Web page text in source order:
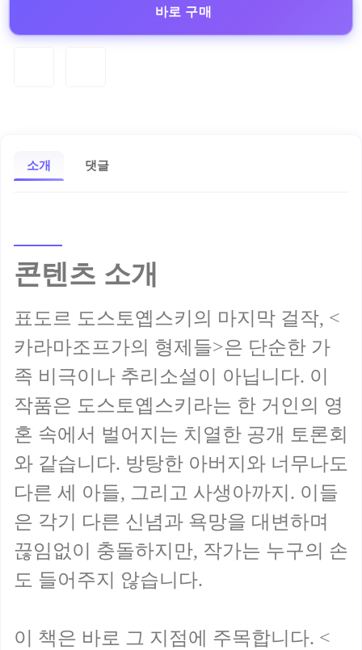
바로 구매
소개 댓글
콘텐츠 소개
표도르 도스토옙스키의 마지막 걸작, <
카라마조프가의 형제들>은 단순한 가
족 비극이나 추리소설이 아닙니다. 이
작품은 도스토옙스키라는 한 거인의 영
혼 속에서 벌어지는 치열한 공개 토론회
와 같습니다. 방탕한 아버지와 너무나도
다른 세 아들, 그리고 사생아까지. 이들
은 각기 다른 신념과 욕망을 대변하며
끊임없이 충돌하지만, 작가는 누구의 손
도 들어주지 않습니다.
이 책은 바로 그 지점에 주목합니다. <